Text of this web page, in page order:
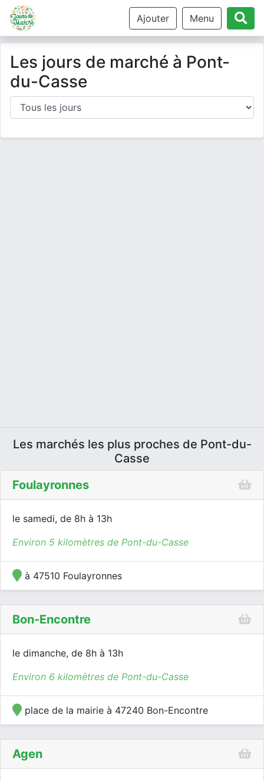
Ajouter Menu
Les jours de marché à Pont-
du-Casse
Les marchés les plus proches de Pont-du-
Casse
Foulayronnes
le samedi, de 8h à 13h
Environ 5 kilomètres de Pont-du-Casse
à 47510 Foulayronnes
Bon-Encontre
le dimanche, de 8h à 13h
Environ 6 kilomètres de Pont-du-Casse
place de la mairie à 47240 Bon-Encontre
Agen